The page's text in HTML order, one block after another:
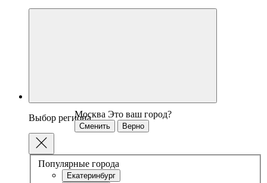
Выбор региона
Популярные города
Екатеринбург
Москва Это ваш город?
Сменить Верно